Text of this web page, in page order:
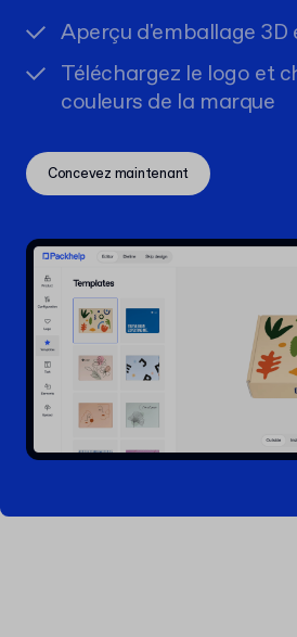
Aperçu d'emballage 3D
Téléchargez le logo et
couleurs de la marque
Concevez maintenant